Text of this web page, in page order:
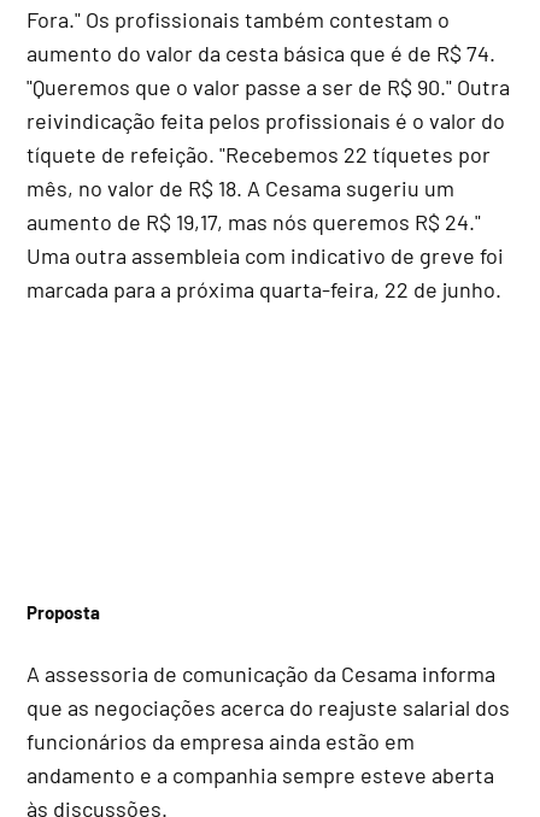
Fora." Os profissionais também contestam o
aumento do valor da cesta básica que é de R$ 74.
"Queremos que o valor passe a ser de R$ 90." Outra
reivindicação feita pelos profissionais é o valor do
tíquete de refeição. "Recebemos 22 tíquetes por
mês, no valor de R$ 18. A Cesama sugeriu um
aumento de R$ 19,17, mas nós queremos R$ 24."
Uma outra assembleia com indicativo de greve foi
marcada para a próxima quarta-feira, 22 de junho.
Proposta
A assessoria de comunicação da Cesama informa
que as negociações acerca do reajuste salarial dos
funcionários da empresa ainda estão em
andamento e a companhia sempre esteve aberta
às discussões.